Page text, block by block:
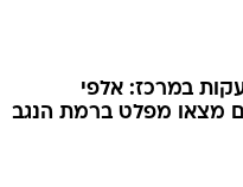
במרכז: אלפי
מצאו מפלט ברמת הנגב